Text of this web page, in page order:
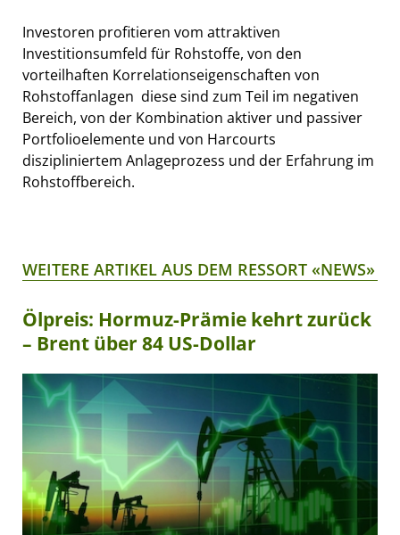
Investoren profitieren vom attraktiven
Investitionsumfeld für Rohstoffe, von den
vorteilhaften Korrelationseigenschaften von
Rohstoffanlagen  diese sind zum Teil im negativen
Bereich, von der Kombination aktiver und passiver
Portfolioelemente und von Harcourts
diszipliniertem Anlageprozess und der Erfahrung im
Rohstoffbereich.
WEITERE ARTIKEL AUS DEM RESSORT «NEWS»
Ölpreis: Hormuz-Prämie kehrt zurück
– Brent über 84 US-Dollar